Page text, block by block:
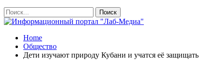
Home
Общество
Дети изучают природу Кубани и учатся её защищать